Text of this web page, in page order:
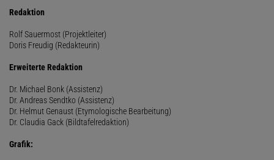
Redaktion
Rolf Sauermost (Projektleiter)
Doris Freudig (Redakteurin)
Erweiterte Redaktion
Dr. Michael Bonk (Assistenz)
Dr. Andreas Sendtko (Assistenz)
Dr. Helmut Genaust (Etymologische Bearbeitung)
Dr. Claudia Gack (Bildtafelredaktion)
Grafik: